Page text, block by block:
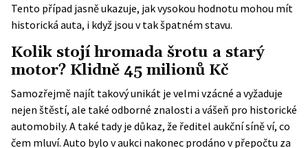
Tento případ jasně ukazuje, jak vysokou hodnotu mohou mít
historická auta, i když jsou v tak špatném stavu.
Kolik stojí hromada šrotu a starý
motor? Klidně 45 milionů Kč
Samozřejmě najít takový unikát je velmi vzácné a vyžaduje
nejen štěstí, ale také odborné znalosti a vášeň pro historické
automobily. A také tady je důkaz, že ředitel aukční síně ví, co
čem mluví. Auto bylo v aukci nakonec prodáno v přepočtu za